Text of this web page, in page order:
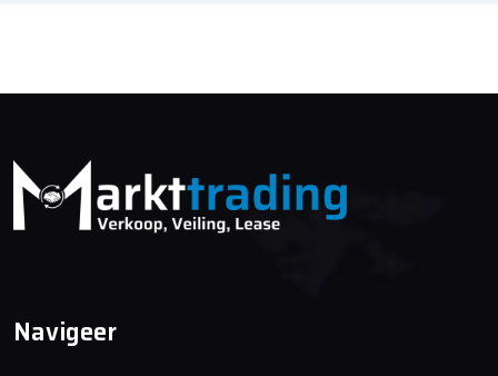
Navigeer